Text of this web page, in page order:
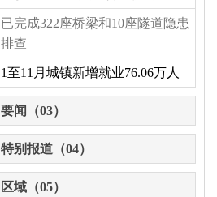
已完成322座桥梁和10座隧道隐患
排查
1至11月城镇新增就业76.06万人
要闻（03）
特别报道（04）
区域（05）